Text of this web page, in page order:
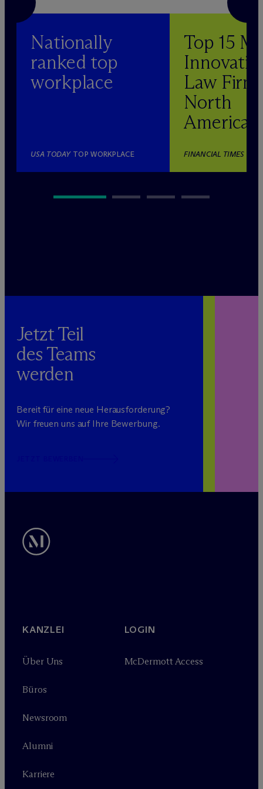
Nationally
ranked top
workplace
USA TODAYTOP WORKPLACE
Top 15
Law Firm
North
America
FINANCIAL TIMES
Jetzt Teil
des Teams
werden
Bereit für eine neue Herausforderung?
Wir freuen uns auf Ihre Bewerbung.
KANZLEI
Über Uns
Büros
Newsroom
Alumni
Karriere
LOGIN
McDermott Access